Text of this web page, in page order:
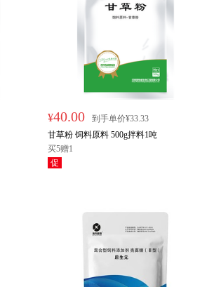
¥40.00
到手单价¥33.33
甘草粉 饲料原料 500g拌料1吨
买5赠1
促
限时特价